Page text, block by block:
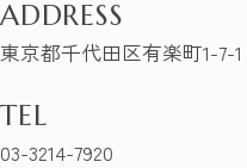
ADDRESS
東京都千代田区有楽町1-7-
TEL
03-3214-7920